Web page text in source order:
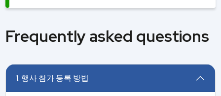
Frequently asked questions
1. 행사 참가 등록 방법